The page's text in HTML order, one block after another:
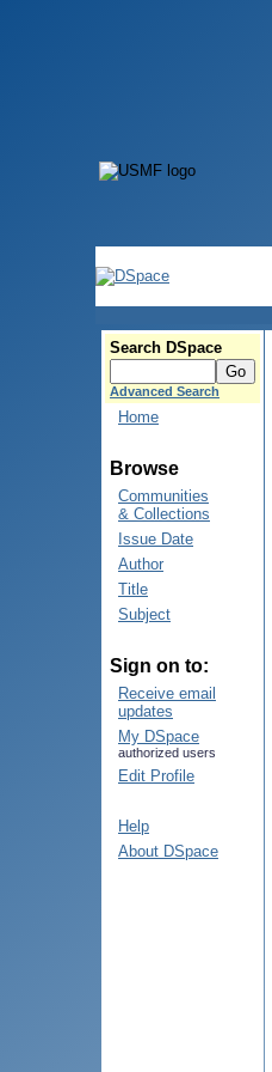
Search DSpace
Advanced Search
Home
Browse
Communities
& Collections
Issue Date
Author
Title
Subject
Sign on to:
Receive email
updates
My DSpace
authorized users
Edit Profile
Help
About DSpace